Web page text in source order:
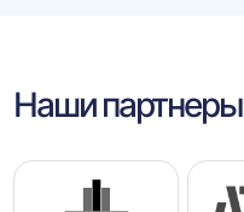
Наши партнеры